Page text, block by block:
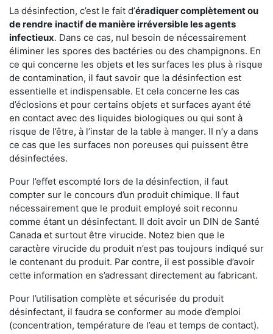
La désinfection, c’est le fait d’éradiquer complètement ou
de rendre inactif de manière irréversible les agents
infectieux. Dans ce cas, nul besoin de nécessairement
éliminer les spores des bactéries ou des champignons. En
ce qui concerne les objets et les surfaces les plus à risque
de contamination, il faut savoir que la désinfection est
essentielle et indispensable. Et cela concerne les cas
d’éclosions et pour certains objets et surfaces ayant été
en contact avec des liquides biologiques ou qui sont à
risque de l’être, à l’instar de la table à manger. II n’y a dans
ce cas que les surfaces non poreuses qui puissent être
désinfectées.
Pour l’effet escompté lors de la désinfection, il faut
compter sur le concours d’un produit chimique. Il faut
nécessairement que le produit employé soit reconnu
comme étant un désinfectant. Il doit avoir un DIN de Santé
Canada et surtout être virucide. Notez bien que le
caractère virucide du produit n’est pas toujours indiqué sur
le contenant du produit. Par contre, il est possible d’avoir
cette information en s’adressant directement au fabricant.
Pour l’utilisation complète et sécurisée du produit
désinfectant, il faudra se conformer au mode d’emploi
(concentration, température de l’eau et temps de contact).